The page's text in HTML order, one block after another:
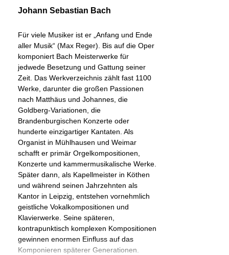
Johann Sebastian Bach
Für viele Musiker ist er „Anfang und Ende
aller Musik“ (Max Reger). Bis auf die Oper
komponiert Bach Meisterwerke für
jedwede Besetzung und Gattung seiner
Zeit. Das Werkverzeichnis zählt fast 1100
Werke, darunter die großen Passionen
nach Matthäus und Johannes, die
Goldberg-Variationen, die
Brandenburgischen Konzerte oder
hunderte einzigartiger Kantaten. Als
Organist in Mühlhausen und Weimar
schafft er primär Orgelkompositionen,
Konzerte und kammermusikalische Werke.
Später dann, als Kapellmeister in Köthen
und während seinen Jahrzehnten als
Kantor in Leipzig, entstehen vornehmlich
geistliche Vokalkompositionen und
Klavierwerke. Seine späteren,
kontrapunktisch komplexen Kompositionen
gewinnen enormen Einfluss auf das
Komponieren späterer Generationen.